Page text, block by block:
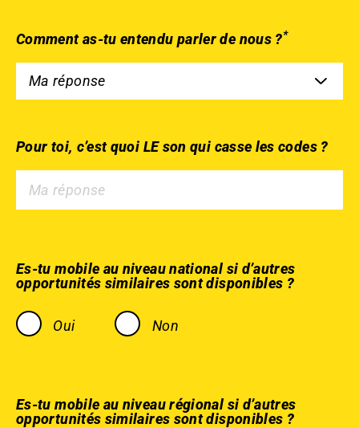
Comment as-tu entendu parler de nous ?*
Pour toi, c’est quoi LE son qui casse les codes ?
Es-tu mobile au niveau national si d’autres
opportunités similaires sont disponibles ?
Oui Non
Es-tu mobile au niveau régional si d’autres
opportunités similaires sont disponibles ?